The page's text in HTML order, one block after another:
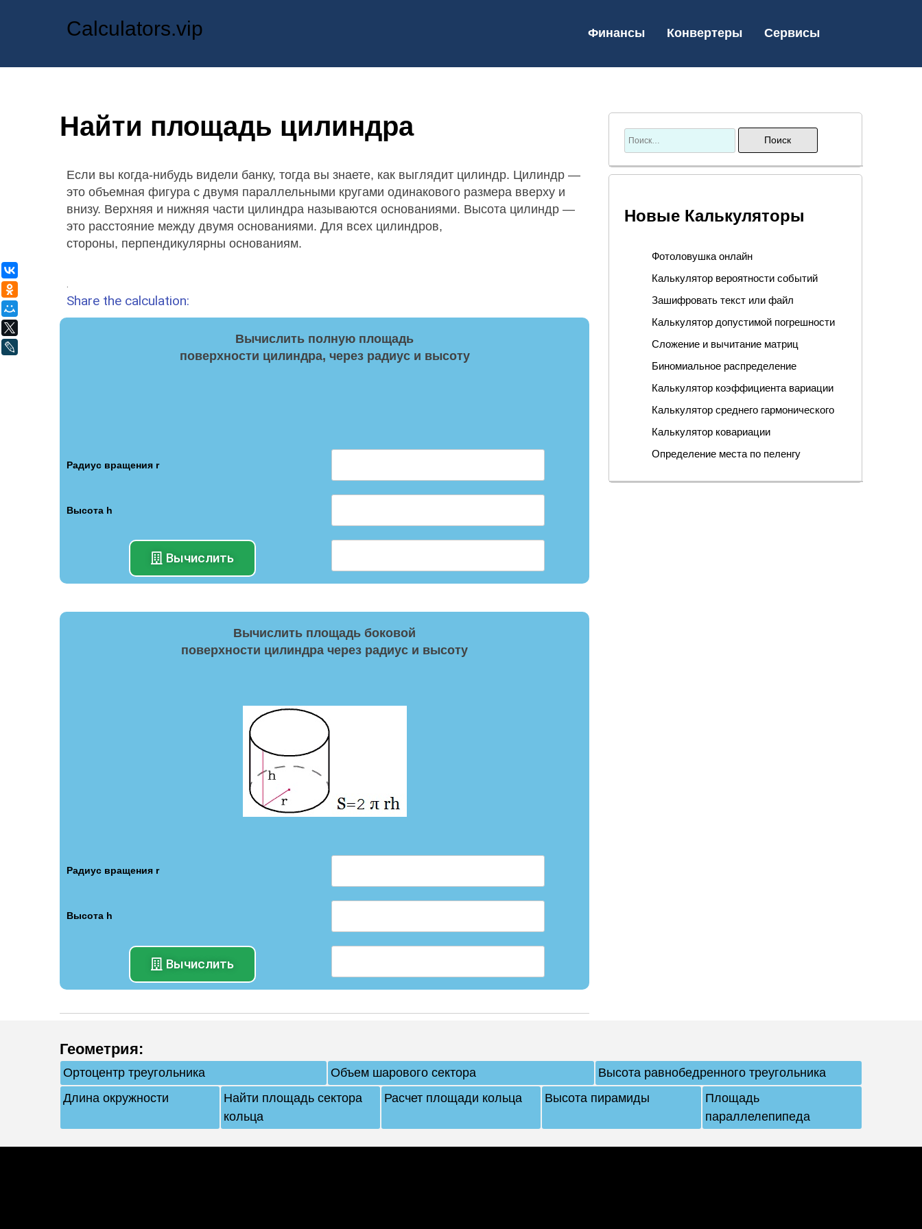
Calculators.vip Финансы Конвертеры Сервисы
Найти площадь цилиндра
Если вы когда-нибудь видели банку, тогда вы знаете, как выглядит цилиндр. Цилиндр —
это объемная фигура с двумя параллельными кругами одинакового размера вверху и
внизу. Верхняя и нижняя части цилиндра называются основаниями. Высота цилиндр —
это расстояние между двумя основаниями. Для всех цилиндров,
стороны, перпендикулярны основаниям.
Share the calculation:
Вычислить полную площадь
поверхности цилиндра, через радиус и высоту
Радиус вращения r
Высота h
Вычислить
Вычислить площадь боковой
поверхности цилиндра через радиус и высоту
Радиус вращения r
Высота h
Вычислить
Новые Калькуляторы
Фотоловушка онлайн
Калькулятор вероятности событий
Зашифровать текст или файл
Калькулятор допустимой погрешности
Сложение и вычитание матриц
Биномиальное распределение
Калькулятор коэффициента вариации
Калькулятор среднего гармонического
Калькулятор ковариации
Определение места по пеленгу
Геометрия:
Ортоцентр треугольника Объем шарового сектора
Высота равнобедренного треугольника
Длина окружности
Найти площадь сектора
кольца
Расчет площади кольца Высота пирамиды
Площадь
параллелепипеда
Одноклассники